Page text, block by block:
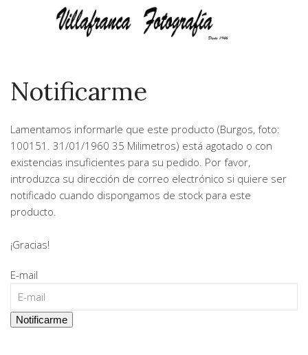
Notificarme
Lamentamos informarle que este producto (Burgos, foto:
100151. 31/01/1960 35 Milimetros) está agotado o con
existencias insuficientes para su pedido. Por favor,
introduzca su dirección de correo electrónico si quiere ser
notificado cuando dispongamos de stock para este
producto.
¡Gracias!
E-mail